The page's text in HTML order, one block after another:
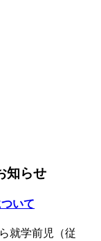
知らせ
いて
就学前児（従